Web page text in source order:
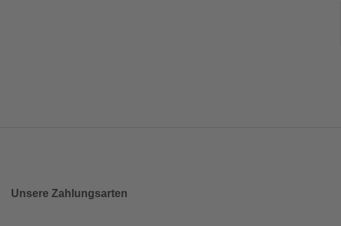
Unsere Zahlungsarten